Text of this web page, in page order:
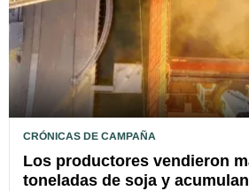
CRÓNICAS DE CAMPAÑA
Los productores vendieron
toneladas de soja y